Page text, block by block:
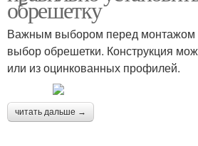
обрешетку
Важным выбором перед монтажом
выбор обрешетки. Конструкция
или из оцинкованных профилей.
читать дальше →